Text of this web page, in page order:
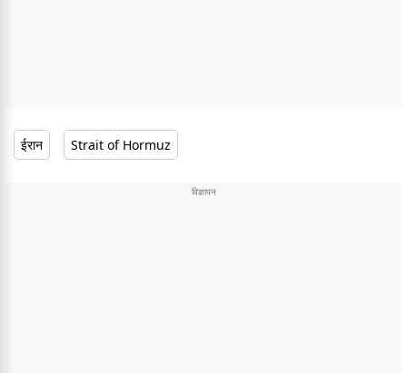
ईरान Strait of Hormuz